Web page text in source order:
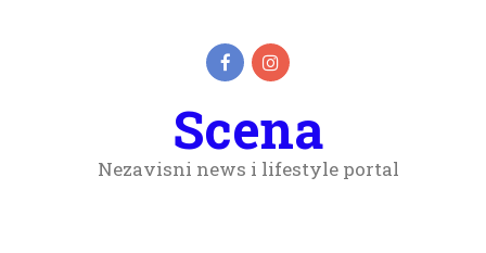
Scena
Nezavisni news i lifestyle portal